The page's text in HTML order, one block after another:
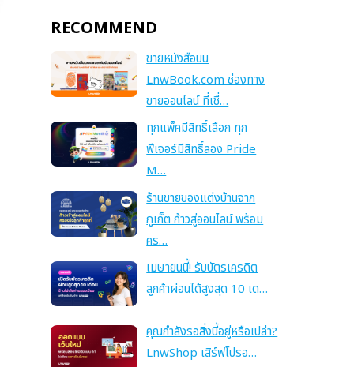
RECOMMEND
ขายหนังสือบน
LnwBook.com ช่องทาง
ขายออนไลน์ ที่เชื่…
ทุกแพ็คมีสิทธิ์เลือก ทุก
ฟีเจอร์มีสิทธิ์ลอง Pride
M…
ร้านขายของแต่งบ้านจาก
ภูเก็ต ก้าวสู่ออนไลน์ พร้อม
คร…
เมษายนนี้! รับบัตรเครดิต
ลูกค้าผ่อนได้สูงสุด 10 เด…
คุณกำลังรอสิ่งนี้อยู่หรือเปล่า?
LnwShop เสิร์ฟโปรอ…